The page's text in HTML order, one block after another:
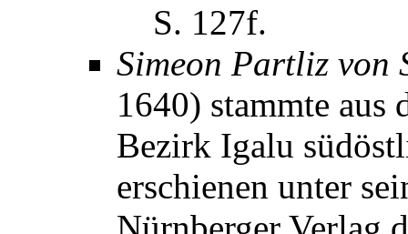
S. 127f.
Simeon Partliz von
1640) stammte aus
Bezirk Igalu
erschienen unter